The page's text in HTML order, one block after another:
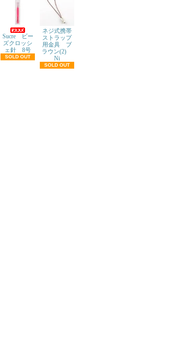
Sucre ビー
ズクロッシ
ェ針 8号
SOLD OUT
ネジ式携帯
ストラップ
用金具 ブ
ラウン(2)
Ni
SOLD OUT